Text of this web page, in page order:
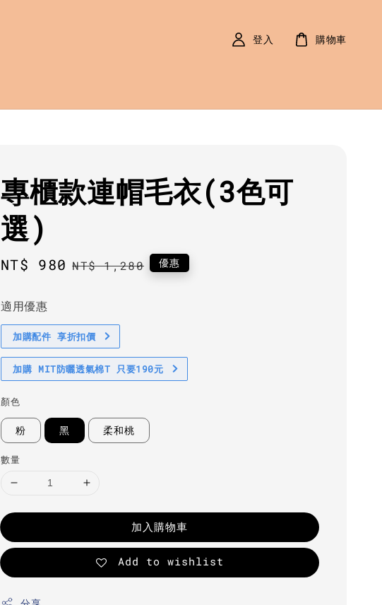
登入 購物車
專櫃款連帽毛衣(3色可
選)
Sale
NT$ 980 Regular
NT$ 1,280 優惠
適用優惠
加購配件 享折扣價
加購 MIT防曬透氣棉T 只要190元
顏色
粉 黑 柔和桃
數量
加入購物車
Add to wishlist